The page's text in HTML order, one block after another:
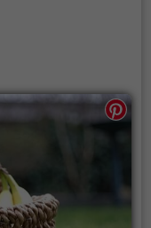
Wolfsblick
wieder